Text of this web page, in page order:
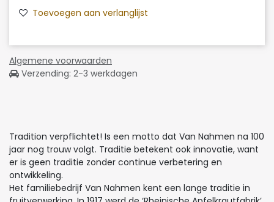
Toevoegen aan verlanglijst
Algemene voorwaarden
Verzending: 2-3 werkdagen
Tradition verpflichtet! Is een motto dat Van Nahmen na 100
jaar nog trouw volgt. Traditie betekent ook innovatie, want
er is geen traditie zonder continue verbetering en
ontwikkeling.
Het familiebedrijf Van Nahmen kent een lange traditie in